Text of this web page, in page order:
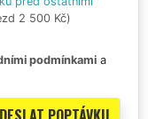
2 500 Kč)
podmínkami a